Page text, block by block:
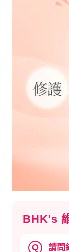
BHK's
Q 請問